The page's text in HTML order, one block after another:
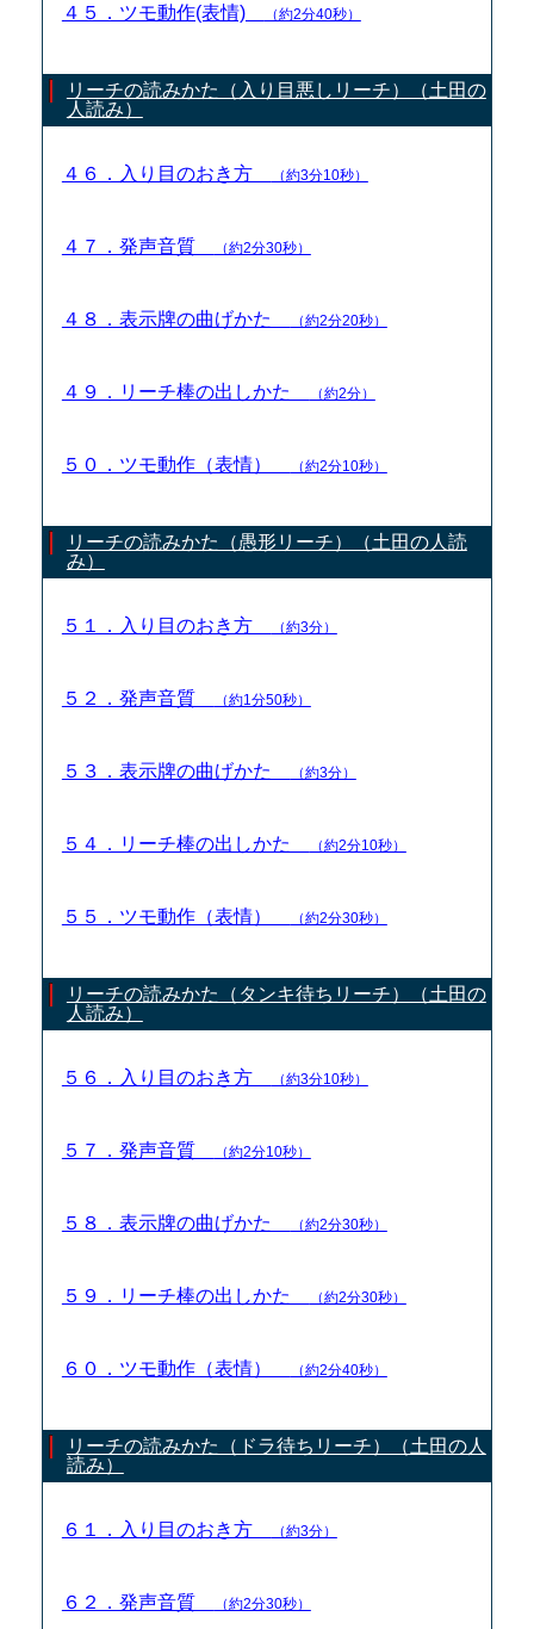
４５．ツモ動作(表情) （約2分40秒）
リーチの読みかた（入り目悪しリーチ）（土田の
人読み）
４６．入り目のおき方 （約3分10秒）
４７．発声音質 （約2分30秒）
４８．表示牌の曲げかた （約2分20秒）
４９．リーチ棒の出しかた （約2分）
５０．ツモ動作（表情） （約2分10秒）
リーチの読みかた（愚形リーチ）（土田の人読
み）
５１．入り目のおき方 （約3分）
５２．発声音質 （約1分50秒）
５３．表示牌の曲げかた （約3分）
５４．リーチ棒の出しかた （約2分10秒）
５５．ツモ動作（表情） （約2分30秒）
リーチの読みかた（タンキ待ちリーチ）（土田の
人読み）
５６．入り目のおき方 （約3分10秒）
５７．発声音質 （約2分10秒）
５８．表示牌の曲げかた （約2分30秒）
５９．リーチ棒の出しかた （約2分30秒）
６０．ツモ動作（表情） （約2分40秒）
リーチの読みかた（ドラ待ちリーチ）（土田の人
読み）
６１．入り目のおき方 （約3分）
６２．発声音質 （約2分30秒）